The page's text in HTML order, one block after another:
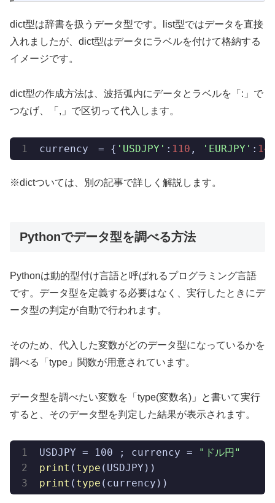
dict型は辞書を扱うデータ型です。list型ではデータを直接
入れましたが、dict型はデータにラベルを付けて格納する
イメージです。
dict型の作成方法は、波括弧内にデータとラベルを「:」で
つなげ、「,」で区切って代入します。
currency = { 'USDJPY' : 110 , 'EURJPY' :
※dictついては、別の記事で詳しく解説します。
Pythonでデータ型を調べる方法
Pythonは動的型付け言語と呼ばれるプログラミング言語
です。データ型を定義する必要はなく、実行したときにデ
ータ型の判定が自動で行われます。
そのため、代入した変数がどのデータ型になっているかを
調べる「type」関数が用意されています。
データ型を調べたい変数を「type(変数名)」と書いて実行
すると、そのデータ型を判定した結果が表示されます。
USDJPY = 100 ; currency =
"ドル円"
print ( type
print ( type (currency))